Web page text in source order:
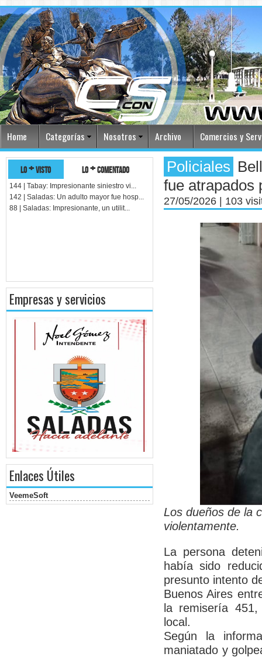
Home Categorías Nosotros Archivo Comercios y
lo + visto lo + comentado
144 | Tabay: Impresionante siniestro vi...
142 | Saladas: Un adulto mayor fue hosp...
88 | Saladas: Impresionante, un utilit...
Empresas y servicios
Enlaces Útiles
VeemeSoft
Policiales
fue atrapados
27/05/2026 | 103
Los dueños de la
violentamente.
La persona
había sido
presunto intento
Buenos Aires
la remisería
local.
Según la
maniatado y